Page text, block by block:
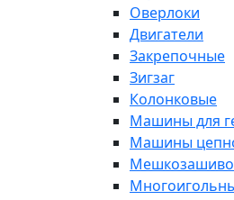
Оверлоки
Двигатели
Закрепочные
Зигзаг
Колонковые
Машины для
Машины